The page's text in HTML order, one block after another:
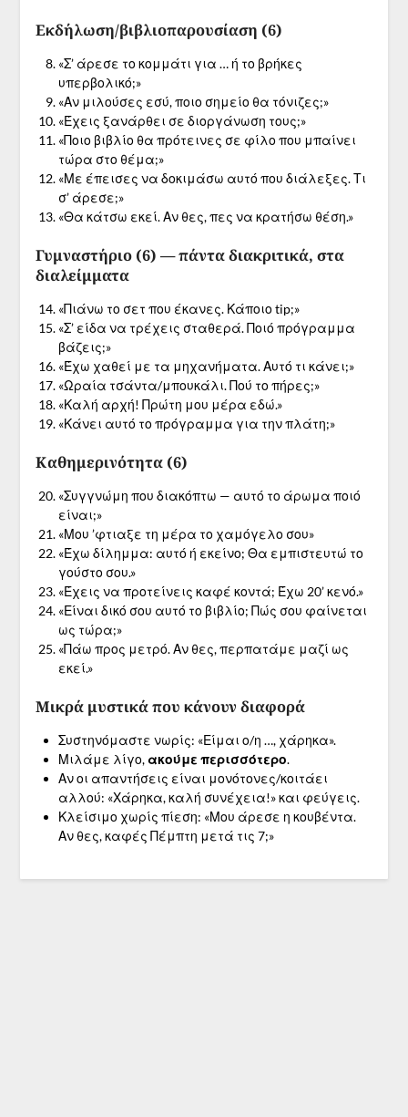
Εκδήλωση/βιβλιοπαρουσίαση (6)
«Σ’ άρεσε το κομμάτι για … ή το βρήκες
υπερβολικό;»
«Αν μιλούσες εσύ, ποιο σημείο θα τόνιζες;»
«Έχεις ξανάρθει σε διοργάνωση τους;»
«Ποιο βιβλίο θα πρότεινες σε φίλο που μπαίνει
τώρα στο θέμα;»
«Με έπεισες να δοκιμάσω αυτό που διάλεξες. Τι
σ’ άρεσε;»
«Θα κάτσω εκεί. Αν θες, πες να κρατήσω θέση.»
Γυμναστήριο (6) — πάντα διακριτικά, στα
διαλείμματα
«Πιάνω το σετ που έκανες. Κάποιο tip;»
«Σ’ είδα να τρέχεις σταθερά. Ποιό πρόγραμμα
βάζεις;»
«Έχω χαθεί με τα μηχανήματα. Αυτό τι κάνει;»
«Ωραία τσάντα/μπουκάλι. Πού το πήρες;»
«Καλή αρχή! Πρώτη μου μέρα εδώ.»
«Κάνει αυτό το πρόγραμμα για την πλάτη;»
Καθημερινότητα (6)
«Συγγνώμη που διακόπτω — αυτό το άρωμα ποιό
είναι;»
«Μου ’φτιαξε τη μέρα το χαμόγελο σου»
«Έχω δίλημμα: αυτό ή εκείνο; Θα εμπιστευτώ το
γούστο σου.»
«Έχεις να προτείνεις καφέ κοντά; Έχω 20’ κενό.»
«Είναι δικό σου αυτό το βιβλίο; Πώς σου φαίνεται
ως τώρα;»
«Πάω προς μετρό. Αν θες, περπατάμε μαζί ως
εκεί.»
Μικρά μυστικά που κάνουν διαφορά
Συστηνόμαστε νωρίς: «Είμαι ο/η …, χάρηκα».
Μιλάμε λίγο,ακούμε περισσότερο.
Αν οι απαντήσεις είναι μονότονες/κοιτάει
αλλού: «Χάρηκα, καλή συνέχεια!» και φεύγεις.
Κλείσιμο χωρίς πίεση: «Μου άρεσε η κουβέντα.
Αν θες, καφές Πέμπτη μετά τις 7;»